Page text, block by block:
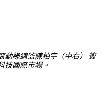
綠總監陳柏宇（中右） 簽
技國際市場。